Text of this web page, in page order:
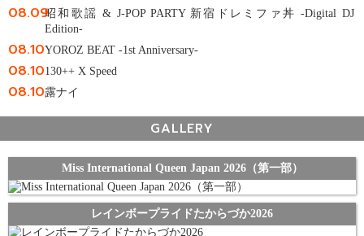
08.09昭和歌謡 & J-POP PARTY 新宿ドレミファ丼 -Digital DJ
Edition-
08.10YOROZ BEAT -1st Anniversary-
08.10130++ X Speed
08.10露ナイ
GALLERY
Miss International Queen Japan 2026（第一部）
レインボープライドたからづか2026